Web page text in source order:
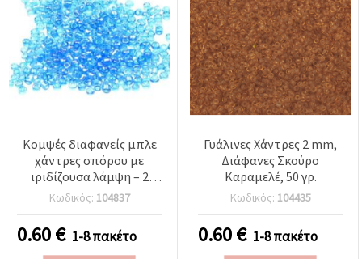
Κομψές διαφανείς μπλε
χάντρες σπόρου με
ιριδίζουσα λάμψη – 2
mm, 50 g, ιδανικές για
λεπτομέρειες
κοσμημάτων,
σκουλαρίκια & κολιέ
Κωδικός: 104837
0.60€ 1-8 πακέτο
Γυάλινες Χάντρες 2 mm,
Διάφανες Σκούρο
Καραμελέ, 50 γρ.
Κωδικός: 104435
0.60€ 1-8 πακέτο